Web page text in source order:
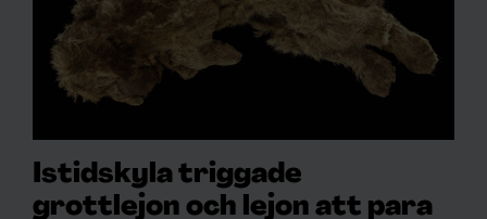
Istidskyla triggade
grottlejon och lejon att para